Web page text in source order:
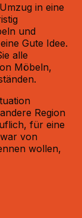
in eine
und
Gute Idee.
alle
Möbeln,
Region
für eine
von
wollen,